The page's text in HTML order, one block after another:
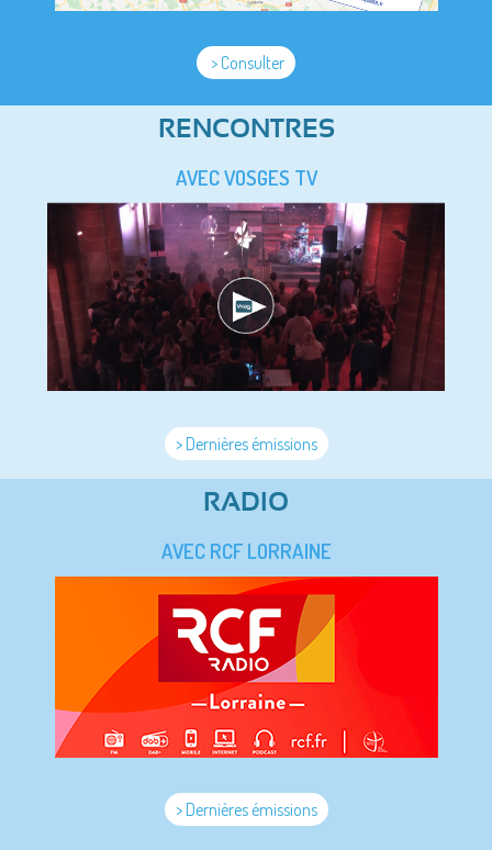
> Consulter
RENCONTRES
AVEC VOSGES TV
> Dernières émissions
RADIO
AVEC RCF LORRAINE
> Dernières émissions